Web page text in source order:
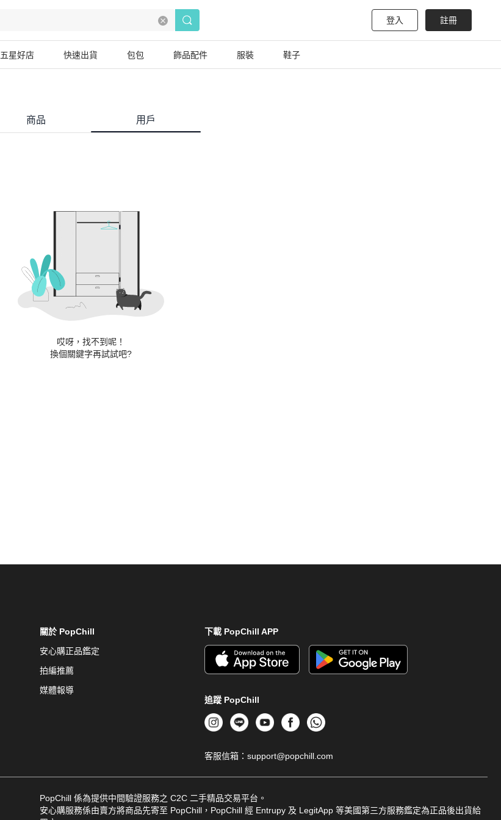
登入 註冊
五星好店 快速出貨 包包 飾品配件 服裝 鞋子
商品 用戶
哎呀，找不到呢！
換個關鍵字再試試吧?
下載 PopChill APP
追蹤 PopChill
客服信箱： support@popchill.com
關於 PopChill
安心購正品鑑定
拍編推薦
媒體報導
PopChill 係為提供中間驗證服務之 C2C 二手精品交易平台。
安心購服務係由賣方將商品先寄至 PopChill，PopChill 經 Entrupy 及 LegitApp 等美國第三方服務鑑定為正品後出貨給